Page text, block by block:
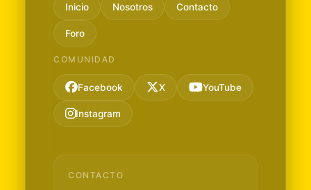
Inicio Nosotros Contacto
Foro
COMUNIDAD
Facebook X YouTube
Instagram
CONTACTO